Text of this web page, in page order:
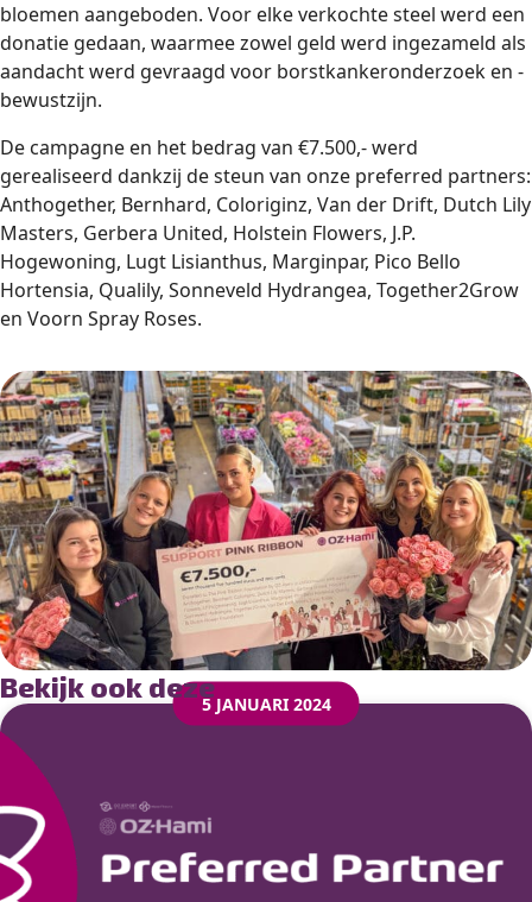
bloemen aangeboden. Voor elke verkochte steel werd een
donatie gedaan, waarmee zowel geld werd ingezameld als
aandacht werd gevraagd voor borstkankeronderzoek en -
bewustzijn.
De campagne en het bedrag van €7.500,- werd
gerealiseerd dankzij de steun van onze preferred partners:
Anthogether, Bernhard, Coloriginz, Van der Drift, Dutch Lily
Masters, Gerbera United, Holstein Flowers, J.P.
Hogewoning, Lugt Lisianthus, Marginpar, Pico Bello
Hortensia, Qualily, Sonneveld Hydrangea, Together2Grow
en Voorn Spray Roses.
Bekijk ook dezenews
5 JANUARI 2024